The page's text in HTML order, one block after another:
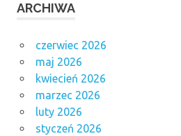
ARCHIWA
czerwiec 2026
maj 2026
kwiecień 2026
marzec 2026
luty 2026
styczeń 2026